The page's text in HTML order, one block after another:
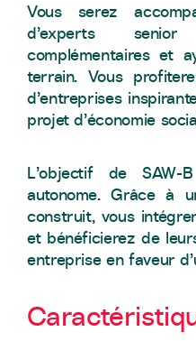
Vous serez
d’experts
complémentaires et
terrain. Vous
d’entreprises
projet d’économie
L’objectif de
autonome. Grâce à
construit, vous
et bénéficierez de
entreprise en faveur